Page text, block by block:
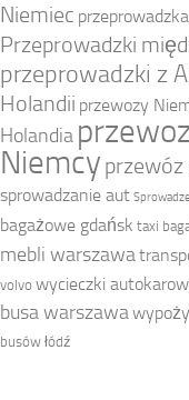
Niemiec
Przeprowadzki
przeprowadzki z
Holandii przewozy
Holandia
Niemcy przewóz
sprowadzanie aut
bagażowe gdańsk taxi
mebli warszawa
volvo wycieczki
busa warszawa
busów łódź